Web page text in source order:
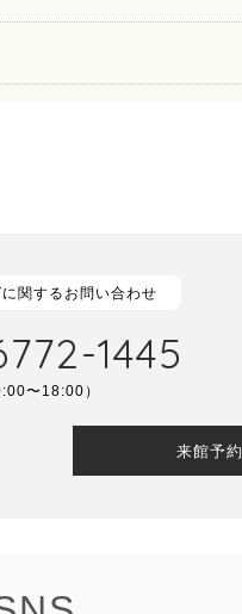
関するお問い合わせ
1445
〜18:00）
来館予約